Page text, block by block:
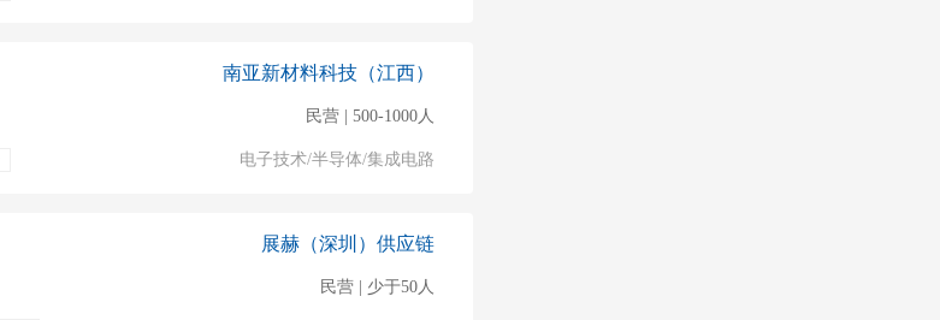
南亚新材料科技（江西）
民营 | 500-1000人
电子技术/半导体/集成电路
展赫（深圳）供应链
民营 | 少于50人